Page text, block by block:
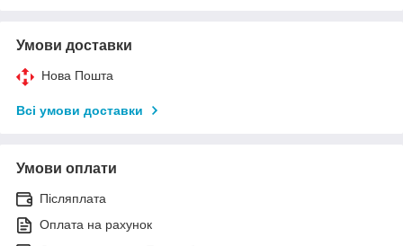
Умови доставки
Нова Пошта
Всі умови доставки
Умови оплати
Післяплата
Оплата на рахунок